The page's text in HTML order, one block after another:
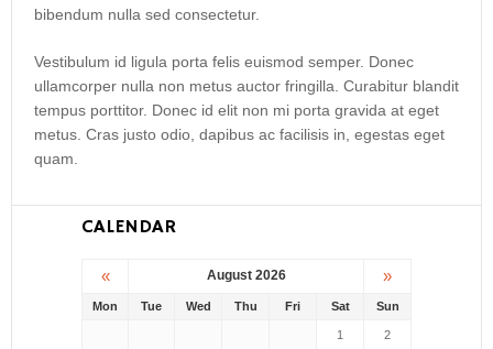
bibendum nulla sed consectetur.
Vestibulum id ligula porta felis euismod semper. Donec
ullamcorper nulla non metus auctor fringilla. Curabitur blandit
tempus porttitor. Donec id elit non mi porta gravida at eget
metus. Cras justo odio, dapibus ac facilisis in, egestas eget
quam.
CALENDAR
« August 2026 »
Mon Tue Wed Thu Fri Sat Sun
1 2